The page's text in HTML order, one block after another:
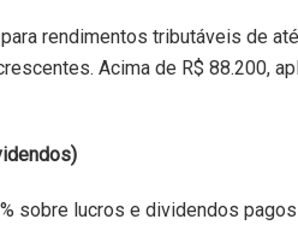
rendimentos tributáveis de
Acima de R$ 88.200,
sobre lucros e dividendos